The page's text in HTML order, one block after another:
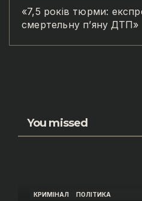
«7,5 років тюрми:
смертельну п’яну ДТП»
You missed
КРИМІНАЛ ПОЛІТИКА